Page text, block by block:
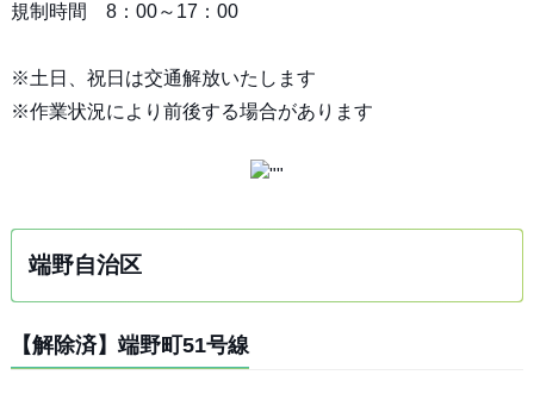
規制時間 8：00～17：00
※土日、祝日は交通解放いたします
※作業状況により前後する場合があります
端野自治区
【解除済】端野町51号線